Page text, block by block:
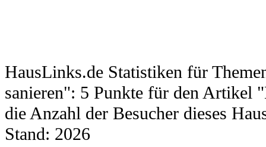
HausLinks.de Statistiken für
sanieren": 5 Punkte für den Artikel "
die Anzahl der Besucher dieses
Stand: 2026